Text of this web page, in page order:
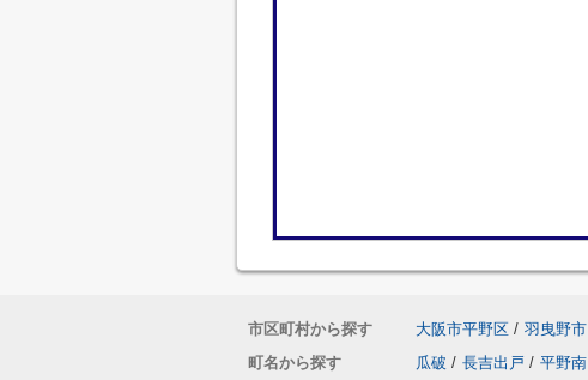
市区町村から探す 大阪市平野区 / 羽曳野市
町名から探す
瓜破 / 長吉出戸 / 平野南